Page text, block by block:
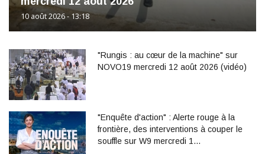
10 août 2026 - 13:18
"Rungis : au cœur de la machine" sur
NOVO19 mercredi 12 août 2026 (vidéo)
"Enquête d'action" : Alerte rouge à la
frontière, des interventions à couper le
souffle sur W9 mercredi 1…